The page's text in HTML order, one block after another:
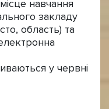
навчання
закладу
область) та
у червні